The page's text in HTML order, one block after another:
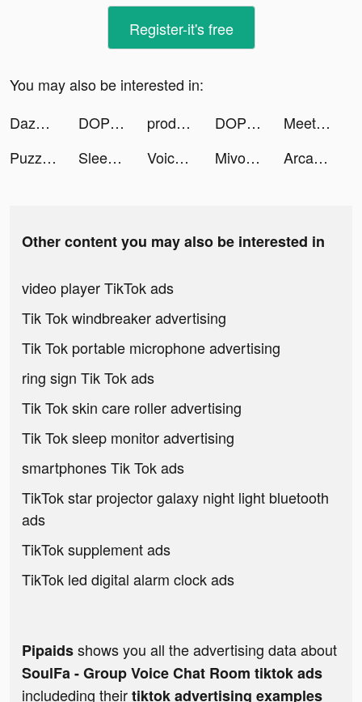
Register-it's free
You may also be interested in:
Dazoppy tiktok ads
DOP: Draw Fairy Puzzle tiktok ads productive_app tiktok ads DOP: Draw Fairy Puzzle tiktok ads
MeetYou - Period Tracker tiktok ads
Puzzles & Survival × G.I. Joe tiktok ads
Sleep Cycle - Sleep Tracker tiktok ads Voicelator: Audio Translator tiktok ads Mivo - Music Video Maker tiktok ads Arcadia Wallpaper-HD wallpaper tiktok ads
Other content you may also be interested in
video player TikTok ads
Tik Tok windbreaker advertising
Tik Tok portable microphone advertising
ring sign Tik Tok ads
Tik Tok skin care roller advertising
Tik Tok sleep monitor advertising
smartphones Tik Tok ads
TikTok star projector galaxy night light bluetooth
ads
TikTok supplement ads
TikTok led digital alarm clock ads
Pipaidsshows you all the advertising data about
SoulFa - Group Voice Chat Room tiktok ads
includeding theirtiktok advertising examples